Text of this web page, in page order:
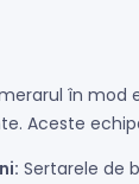
în mod
Aceste
Sertarele de